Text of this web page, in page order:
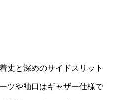
丈と深めのサイドスリット
ツや袖口はギャザー仕様で